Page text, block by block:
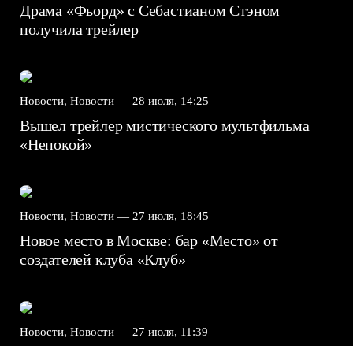
Драма «Фьорд» с Себастианом Стэном
получила трейлер
Новости, Новости — 28 июля, 14:25
Вышел трейлер мистического мультфильма
«Непокой»
Новости, Новости — 27 июля, 18:45
Новое место в Москве: бар «Место» от
создателей клуба «Клуб»
Новости, Новости — 27 июля, 11:39